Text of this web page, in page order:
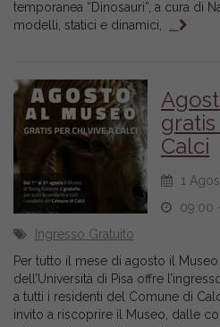
temporanea “Dinosauri”, a cura di
modelli, statici e dinamici,
Calci
1
09:00
Ingresso Gratuito
Per tutto il mese di agosto il
dell’Università di Pisa offre
a tutti i residenti del Comune di
invito a riscoprire il Museo, dalle